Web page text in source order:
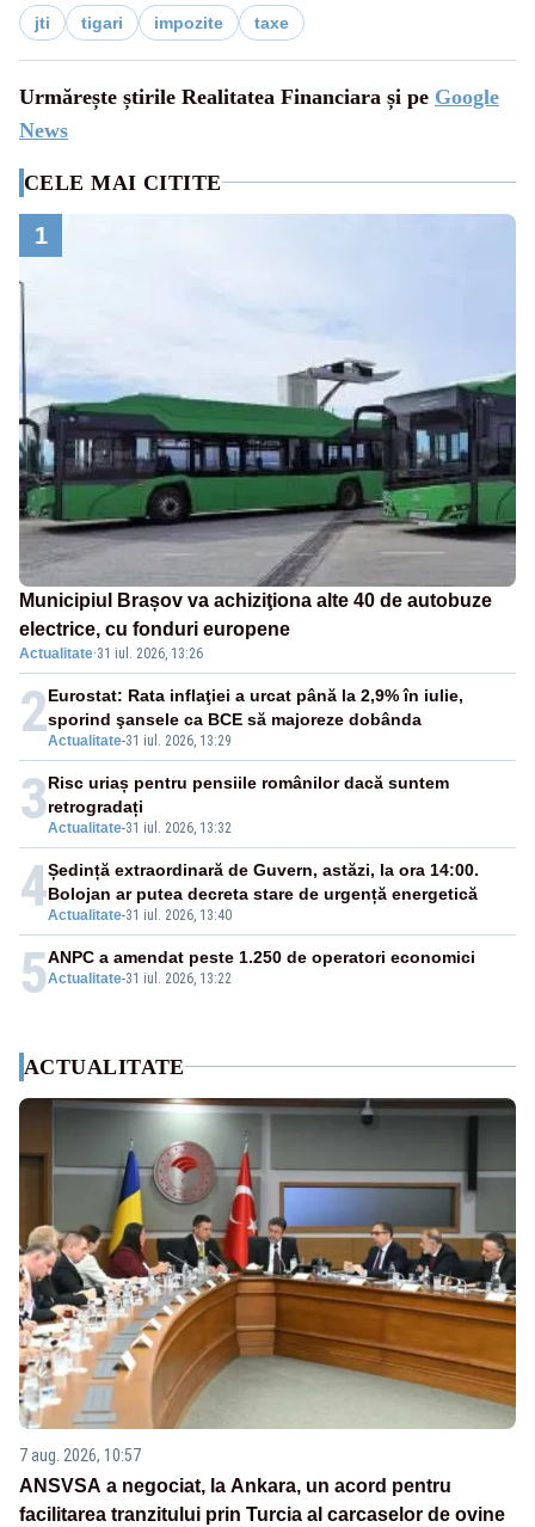
jti tigari impozite taxe
Urmărește știrile Realitatea Financiara și pe Google
News
CELE MAI CITITE
1
Municipiul Brașov va achiziţiona alte 40 de autobuze
electrice, cu fonduri europene
Actualitate·31 iul. 2026, 13:26
2Actualitate-31 iul. 2026, 13:29
Eurostat: Rata inflaţiei a urcat până la 2,9% în iulie,
sporind şansele ca BCE să majoreze dobânda
3Actualitate-31 iul. 2026, 13:32
Risc uriaș pentru pensiile românilor dacă suntem
retrogradați
4Actualitate-31 iul. 2026, 13:40
Ședință extraordinară de Guvern, astăzi, la ora 14:00.
Bolojan ar putea decreta stare de urgență energetică
5Actualitate-31 iul. 2026, 13:22
ANPC a amendat peste 1.250 de operatori economici
ACTUALITATE
7 aug. 2026, 10:57
ANSVSA a negociat, la Ankara, un acord pentru
facilitarea tranzitului prin Turcia al carcaselor de ovine